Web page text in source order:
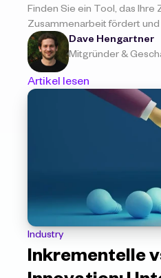
Finden Sie ein Tool, das Ihre
Zusammenarbeit fördert
Dave Hengartner
Mitgründer &
Artikel lesen
Industry
Inkrementelle